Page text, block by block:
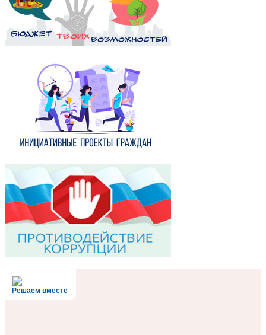
Решаем вместе